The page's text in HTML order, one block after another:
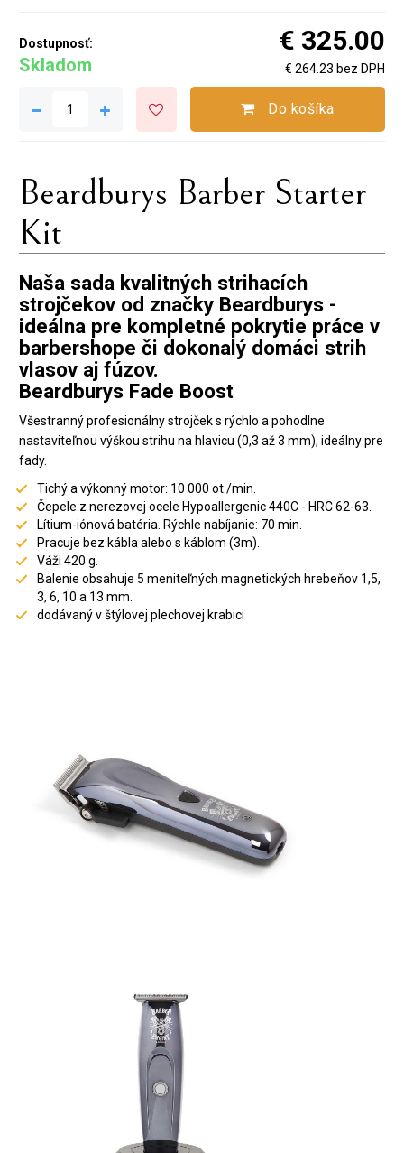
Dostupnosť:
Skladom
€ 325.00
€ 264.23 bez DPH
Do košíka
Beardburys Barber Starter
Kit
Naša sada kvalitných strihacích
strojčekov od značky Beardburys -
ideálna pre kompletné pokrytie práce v
barbershope či dokonalý domáci strih
vlasov aj fúzov.
Beardburys Fade Boost
Všestranný profesionálny strojček s rýchlo a pohodlne
nastaviteľnou výškou strihu na hlavicu (0,3 až 3 mm), ideálny pre
fady.
Tichý a výkonný motor: 10 000 ot./min.
Čepele z nerezovej ocele Hypoallergenic 440C - HRC 62-63.
Lítium-iónová batéria. Rýchle nabíjanie: 70 min.
Pracuje bez kábla alebo s káblom (3m).
Váži 420 g.
Balenie obsahuje 5 meniteľných magnetických hrebeňov 1,5,
3, 6, 10 a 13 mm.
dodávaný v štýlovej plechovej krabici